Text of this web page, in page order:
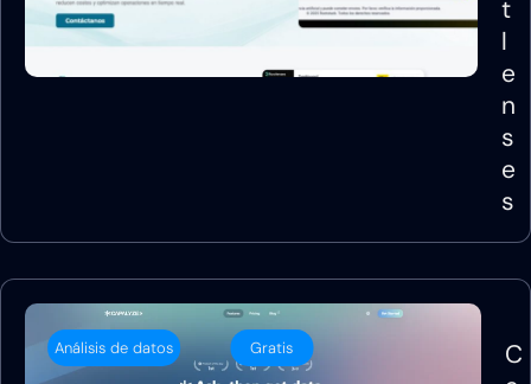
t
l
e
n
s
e
s
Análisis de datos Gratis
C